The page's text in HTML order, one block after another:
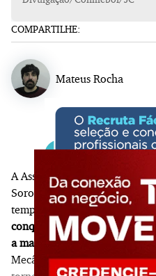
COMPARTILHE:
Mateus Rocha
A Associação Carlos Barbosa
Sorocaba, nos pênaltis
tempo regulamentar e
conquista da Copa
a maior campeã da
Mecânica da Serra ganhou a